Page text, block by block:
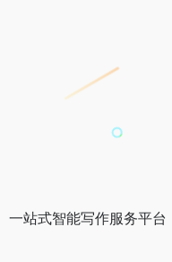
一站式智能写作服务平台